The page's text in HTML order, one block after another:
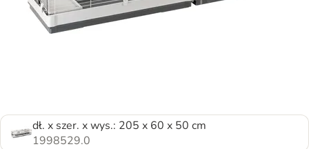
dł. x szer. x wys.: 205 x 60 x 50 cm
1998529.0